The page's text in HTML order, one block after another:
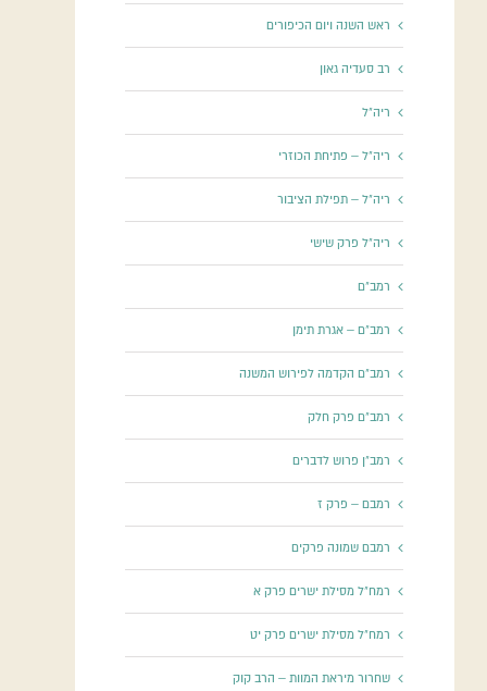
ראש השנה ויום הכיפורים
רב סעדיה גאון
ריה"ל
ריה"ל – פתיחת הכוזרי
ריה"ל – תפילת הציבור
ריה"ל פרק שישי
רמב"ם
רמב"ם – אגרת תימן
רמב"ם הקדמה לפירוש המשנה
רמב"ם פרק חלק
רמב"ן פרוש לדברים
רמבם – פרק ז
רמבם שמונה פרקים
רמח"ל מסילת ישרים פרק א
רמח"ל מסילת ישרים פרק יט
שחרור מיראת המוות – הרב קוק